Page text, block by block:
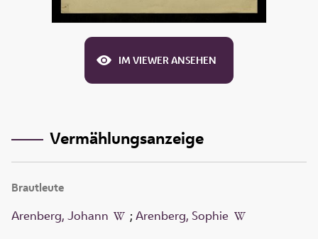
IM VIEWER ANSEHEN
Vermählungsanzeige
Brautleute
Arenberg, Johann ; Arenberg, Sophie